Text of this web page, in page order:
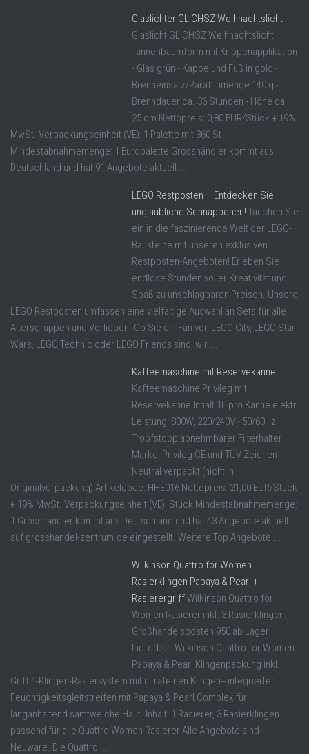
Glaslichter GL CHSZ Weihnachtslicht
Glaslicht GL CHSZ Weihnachtslicht
Tannenbaumform mit Krippenapplikation
- Glas grün - Kappe und Fuß in gold -
Brenneinsatz/Paraffinmenge 140 g -
Brenndauer ca. 36 Stunden - Höhe ca.
25 cm Nettopreis: 0,80 EUR/Stück + 19%
MwSt. Verpackungseinheit (VE): 1 Palette mit 360 St.
Mindestabnahmemenge: 1 Europalette Grosshändler kommt aus
Deutschland und hat 91 Angebote aktuell ...
LEGO Restposten – Entdecken Sie
unglaubliche Schnäppchen! Tauchen Sie
ein in die faszinierende Welt der LEGO-
Bausteine mit unseren exklusiven
Restposten-Angeboten! Erleben Sie
endlose Stunden voller Kreativität und
Spaß zu unschlagbaren Preisen. Unsere
LEGO Restposten umfassen eine vielfältige Auswahl an Sets für alle
Altersgruppen und Vorlieben. Ob Sie ein Fan von LEGO City, LEGO Star
Wars, LEGO Technic oder LEGO Friends sind, wir ...
Kaffeemaschine mit Reservekanne
Kaffeemaschine Privileg mit
Reservekanne,Inhalt 1L pro Kanne elektr.
Leistung: 800W, 220/240V - 50/60Hz
Tropfstopp abnehmbarer Filterhalter
Marke: Privileg CE und TÜV Zeichen
Neutral verpackt (nicht in
Originalverpackung) Artikelcode: HHE016 Nettopreis: 21,00 EUR/Stück
+ 19% MwSt. Verpackungseinheit (VE): Stück Mindestabnahmemenge:
1 Grosshändler kommt aus Deutschland und hat 43 Angebote aktuell
auf grosshandel-zentrum.de eingestellt. Weitere Top Angebote ...
Wilkinson Quattro for Women
Rasierklingen Papaya & Pearl +
RasierergriffWilkinson Quattro for
Women Rasierer inkl. 3 Rasierklingen.
Großhandelsposten 950 ab Lager
Lieferbar. Wilkinson Quattro for Women
Papaya & Pearl Klingenpackung inkl.
Griff 4-Klingen-Rasiersystem mit ultrafeinen Klingen+ integrierter
Feuchtigkeitsgleitstreifen mit Papaya & Pearl Complex für
langanhaltend samtweiche Haut. Inhalt: 1 Rasierer, 3 Rasierklingen
passend für alle Quattro Women Rasierer Alle Angebote sind
Neuware. Die Quattro ...